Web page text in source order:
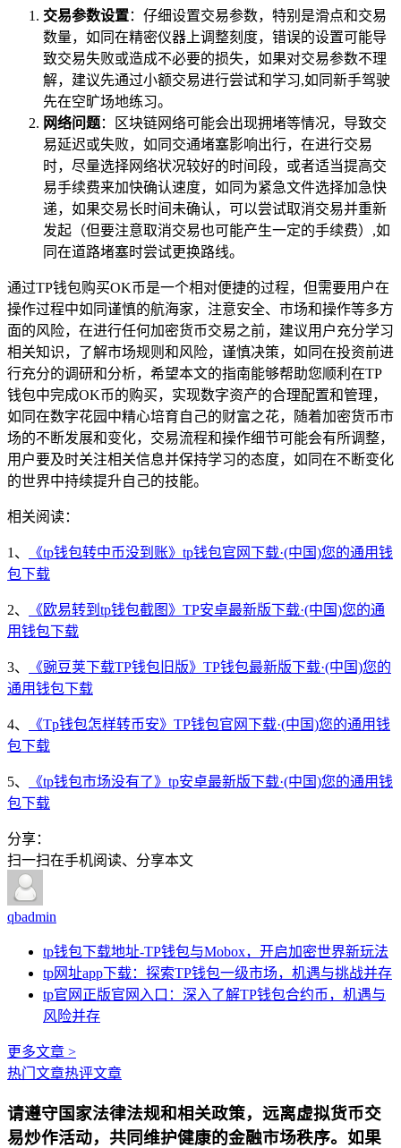
交易参数设置：仔细设置交易参数，特别是滑点和交易
数量，如同在精密仪器上调整刻度，错误的设置可能导
致交易失败或造成不必要的损失，如果对交易参数不理
解，建议先通过小额交易进行尝试和学习,如同新手驾驶
先在空旷场地练习。
网络问题：区块链网络可能会出现拥堵等情况，导致交
易延迟或失败，如同交通堵塞影响出行，在进行交易
时，尽量选择网络状况较好的时间段，或者适当提高交
易手续费来加快确认速度，如同为紧急文件选择加急快
递，如果交易长时间未确认，可以尝试取消交易并重新
发起（但要注意取消交易也可能产生一定的手续费）,如
同在道路堵塞时尝试更换路线。
通过TP钱包购买OK币是一个相对便捷的过程，但需要用户在
操作过程中如同谨慎的航海家，注意安全、市场和操作等多方
面的风险，在进行任何加密货币交易之前，建议用户充分学习
相关知识，了解市场规则和风险，谨慎决策，如同在投资前进
行充分的调研和分析，希望本文的指南能够帮助您顺利在TP
钱包中完成OK币的购买，实现数字资产的合理配置和管理，
如同在数字花园中精心培育自己的财富之花，随着加密货币市
场的不断发展和变化，交易流程和操作细节可能会有所调整，
用户要及时关注相关信息并保持学习的态度，如同在不断变化
的世界中持续提升自己的技能。
相关阅读：
1、
《tp钱包转中币没到账》tp钱包官网下载·(中国)您的通用钱
包下载
2、
《欧易转到tp钱包截图》TP安卓最新版下载·(中国)您的通
用钱包下载
3、
《豌豆荚下载TP钱包旧版》TP钱包最新版下载·(中国)您的
通用钱包下载
4、
《Tp钱包怎样转币安》TP钱包官网下载·(中国)您的通用钱
包下载
5、
《tp钱包市场没有了》tp安卓最新版下载·(中国)您的通用钱
包下载
分享：
扫一扫在手机阅读、分享本文
qbadmin
tp钱包下载地址-TP钱包与Mobox，开启加密世界新玩法
tp网址app下载：探索TP钱包一级市场，机遇与挑战并存
tp官网正版官网入口：深入了解TP钱包合约币，机遇与
风险并存
更多文章 >
热门文章热评文章
请遵守国家法律法规和相关政策，远离虚拟货币交
易炒作活动，共同维护健康的金融市场秩序。如果